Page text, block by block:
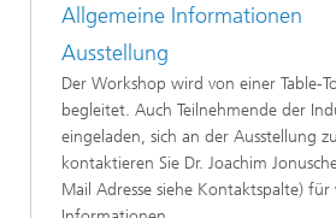
Allgemeine Informationen
Ausstellung
Der Workshop wird von einer Table-
begleitet. Auch Teilnehmende der
eingeladen, sich an der Ausstellung
kontaktieren Sie Dr. Joachim
Mail Adresse siehe Kontaktspalte)